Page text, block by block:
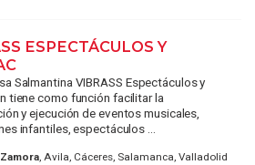
ESPECTÁCULOS Y
Salmantina VIBRASS Espectáculos y
tiene como función facilitar la
y ejecución de eventos musicales,
infantiles, espectáculos ...
Zamora, Avila, Cáceres, Salamanca, Valladolid